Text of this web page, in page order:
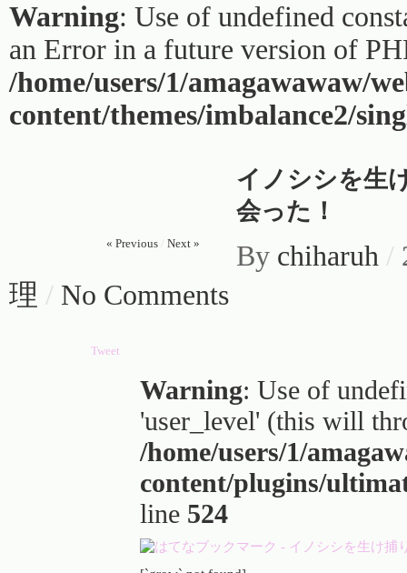
Warning: Use of undefined
an Error in a future version of
/home/users/1/amagawawaw/
content/themes/imbalance2/
イノシシを生
会った！
« Previous Next » By chiharuh /
理 / No Comments
Tweet
Warning: Use of
'user_level' (this will
/home/users/1/
content/plugins/
line 524